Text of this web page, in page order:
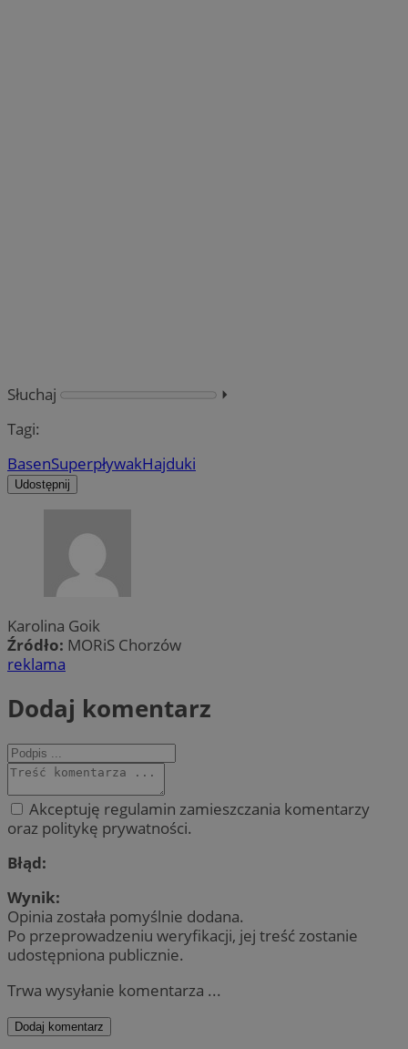
Słuchaj
⏵︎
Tagi:
BasenSuperpływakHajduki
Udostępnij
Karolina Goik
Źródło: MORiS Chorzów
reklama
Dodaj komentarz
Akceptuję regulamin zamieszczania komentarzy
oraz politykę prywatności.
Błąd:
Wynik:
Opinia została pomyślnie dodana.
Po przeprowadzeniu weryfikacji, jej treść zostanie
udostępniona publicznie.
Trwa wysyłanie komentarza ...
Dodaj komentarz